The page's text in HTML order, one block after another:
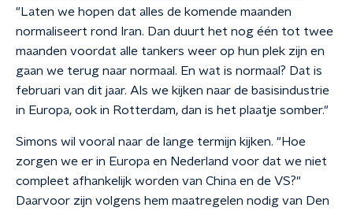
"Laten we hopen dat alles de komende maanden
normaliseert rond Iran. Dan duurt het nog één tot twee
maanden voordat alle tankers weer op hun plek zijn en
gaan we terug naar normaal. En wat is normaal? Dat is
februari van dit jaar. Als we kijken naar de basisindustrie
in Europa, ook in Rotterdam, dan is het plaatje somber."
Simons wil vooral naar de lange termijn kijken. "Hoe
zorgen we er in Europa en Nederland voor dat we niet
compleet afhankelijk worden van China en de VS?"
Daarvoor zijn volgens hem maatregelen nodig van Den